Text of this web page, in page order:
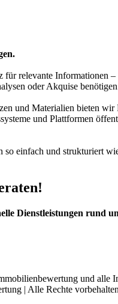
für relevante Informationen –
oder Akquise
und Materialien bieten wir
und Plattformen
einfach und strukturiert
Dienstleistungen rund
und alle
| Alle Rechte